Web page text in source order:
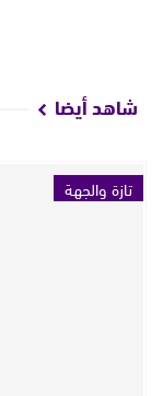
شاهد أيضا
تازة والجهة